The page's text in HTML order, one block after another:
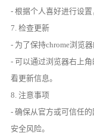
- 根据个人喜好进行设置
7. 检查更新
- 为了保持chrome浏览
- 可以通过浏览器右上角
看更新信息。
8. 注意事项
- 确保从官方或可信任
安全风险。